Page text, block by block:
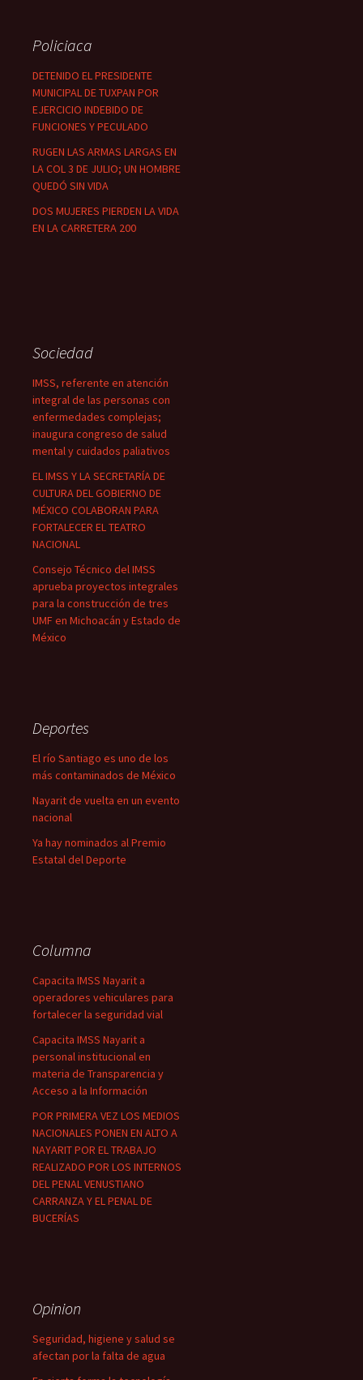
Policiaca
DETENIDO EL PRESIDENTE
MUNICIPAL DE TUXPAN POR
EJERCICIO INDEBIDO DE
FUNCIONES Y PECULADO
RUGEN LAS ARMAS LARGAS EN
LA COL 3 DE JULIO; UN HOMBRE
QUEDÓ SIN VIDA
DOS MUJERES PIERDEN LA VIDA
EN LA CARRETERA 200
Sociedad
IMSS, referente en atención
integral de las personas con
enfermedades complejas;
inaugura congreso de salud
mental y cuidados paliativos
EL IMSS Y LA SECRETARÍA DE
CULTURA DEL GOBIERNO DE
MÉXICO COLABORAN PARA
FORTALECER EL TEATRO
NACIONAL
Consejo Técnico del IMSS
aprueba proyectos integrales
para la construcción de tres
UMF en Michoacán y Estado de
México
Deportes
El río Santiago es uno de los
más contaminados de México
Nayarit de vuelta en un evento
nacional
Ya hay nominados al Premio
Estatal del Deporte
Columna
Capacita IMSS Nayarit a
operadores vehiculares para
fortalecer la seguridad vial
Capacita IMSS Nayarit a
personal institucional en
materia de Transparencia y
Acceso a la Información
POR PRIMERA VEZ LOS MEDIOS
NACIONALES PONEN EN ALTO A
NAYARIT POR EL TRABAJO
REALIZADO POR LOS INTERNOS
DEL PENAL VENUSTIANO
CARRANZA Y EL PENAL DE
BUCERÍAS
Opinion
Seguridad, higiene y salud se
afectan por la falta de agua